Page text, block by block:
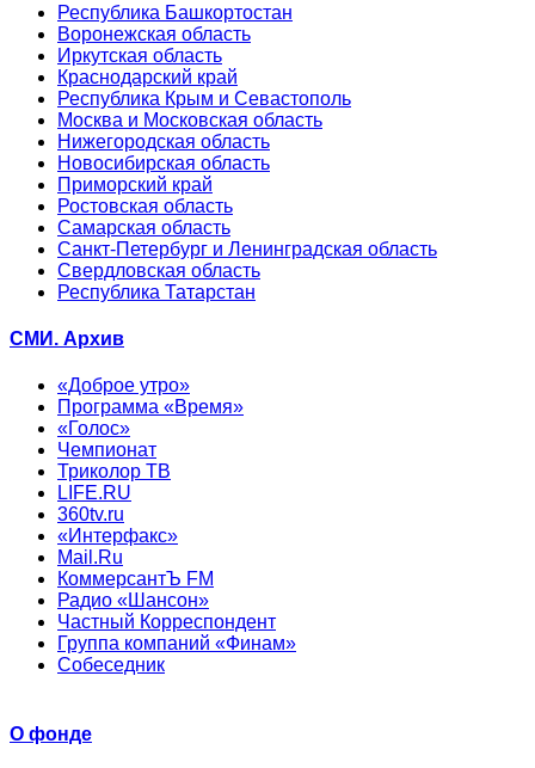
Республика Башкортостан
Воронежская область
Иркутская область
Краснодарский край
Республика Крым и Севастополь
Москва и Московская область
Нижегородская область
Новосибирская область
Приморский край
Ростовская область
Самарская область
Санкт-Петербург и Ленинградская область
Свердловская область
Республика Татарстан
СМИ. Архив
«Доброе утро»
Программа «Время»
«Голос»
Чемпионат
Триколор ТВ
LIFE.RU
360tv.ru
«Интерфакс»
Mail.Ru
КоммерсантЪ FM
Радио «Шансон»
Частный Корреспондент
Группа компаний «Финам»
Собеседник
О фонде